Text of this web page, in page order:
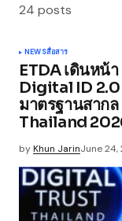
24 posts
NEWSสื่อสาร
ETDA เดินห
Digital ID 2.0
มาตรฐานสาก
Thailand
byKhun JarinJune 24,